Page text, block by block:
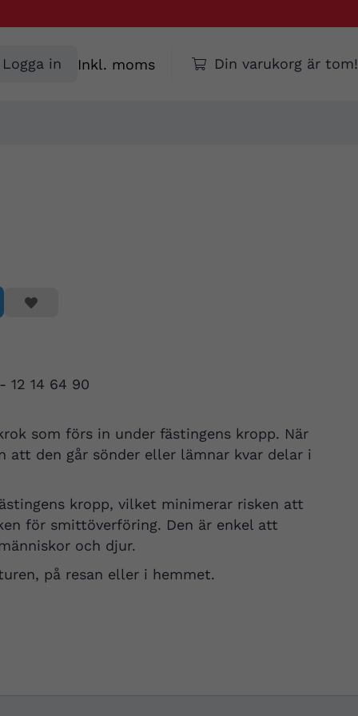
Logga in
Välj
Din varukorg är tom!
12 14 64 90
som förs in under fästingens kropp. När
att den går sönder eller lämnar kvar delar i
kropp, vilket minimerar risken att
för smittöverföring. Den är enkel att
och djur.
på resan eller i hemmet.